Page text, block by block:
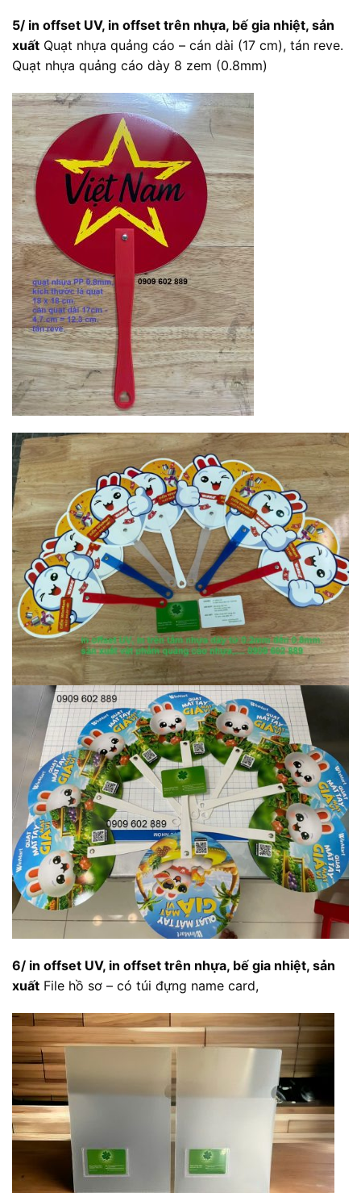
5/ in offset UV, in offset trên nhựa, bế gia nhiệt, sản
xuất Quạt nhựa quảng cáo – cán dài (17 cm), tán reve.
Quạt nhựa quảng cáo dày 8 zem (0.8mm)
6/ in offset UV, in offset trên nhựa, bế gia nhiệt, sản
xuất File hồ sơ – có túi đựng name card,